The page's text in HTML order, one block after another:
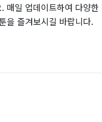
일 업데이트하여 다양
을 즐겨보시길 바랍니다.